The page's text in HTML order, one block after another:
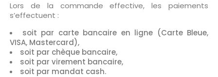
Lors de la commande effective, les paiements
s’effectuent :
soit par carte bancaire en ligne (Carte Bleue,
VISA, Mastercard),
soit par chèque bancaire,
soit par virement bancaire,
soit par mandat cash.